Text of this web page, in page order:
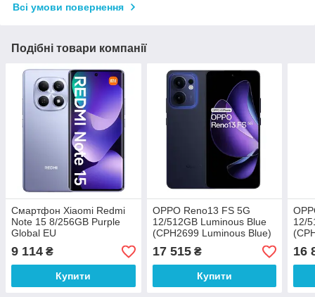
Всі умови повернення
Подібні товари компанії
Смартфон Xiaomi Redmi
Note 15 8/256GB Purple
Global EU
9 114 ₴
Купити
OPPO Reno13 FS 5G
12/512GB Luminous Blue
(CPH2699 Luminous Blue)
17 515₴
Купити
12/
16